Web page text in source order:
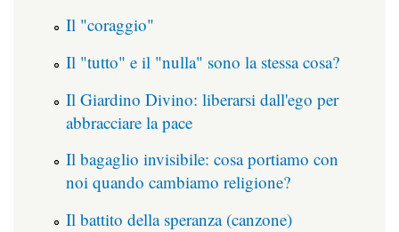
Il "coraggio"
Il "tutto" e il "nulla" sono la stessa cosa?
Il Giardino Divino: liberarsi dall'ego per
abbracciare la pace
Il bagaglio invisibile: cosa portiamo con
noi quando cambiamo religione?
Il battito della speranza (canzone)